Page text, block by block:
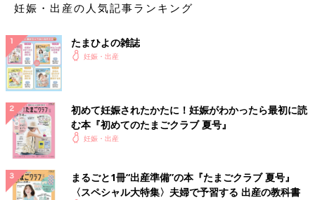
妊娠・出産の人気記事ランキング
たまひよの雑誌
妊娠・出産
初めて妊娠されたかたに！妊娠がわかったら最初に読
む本『初めてのたまごクラブ 夏号』
妊娠・出産
まるごと1冊“出産準備”の本『たまごクラブ 夏号』
〈スペシャル大特集〉夫婦で予習する 出産の教科書